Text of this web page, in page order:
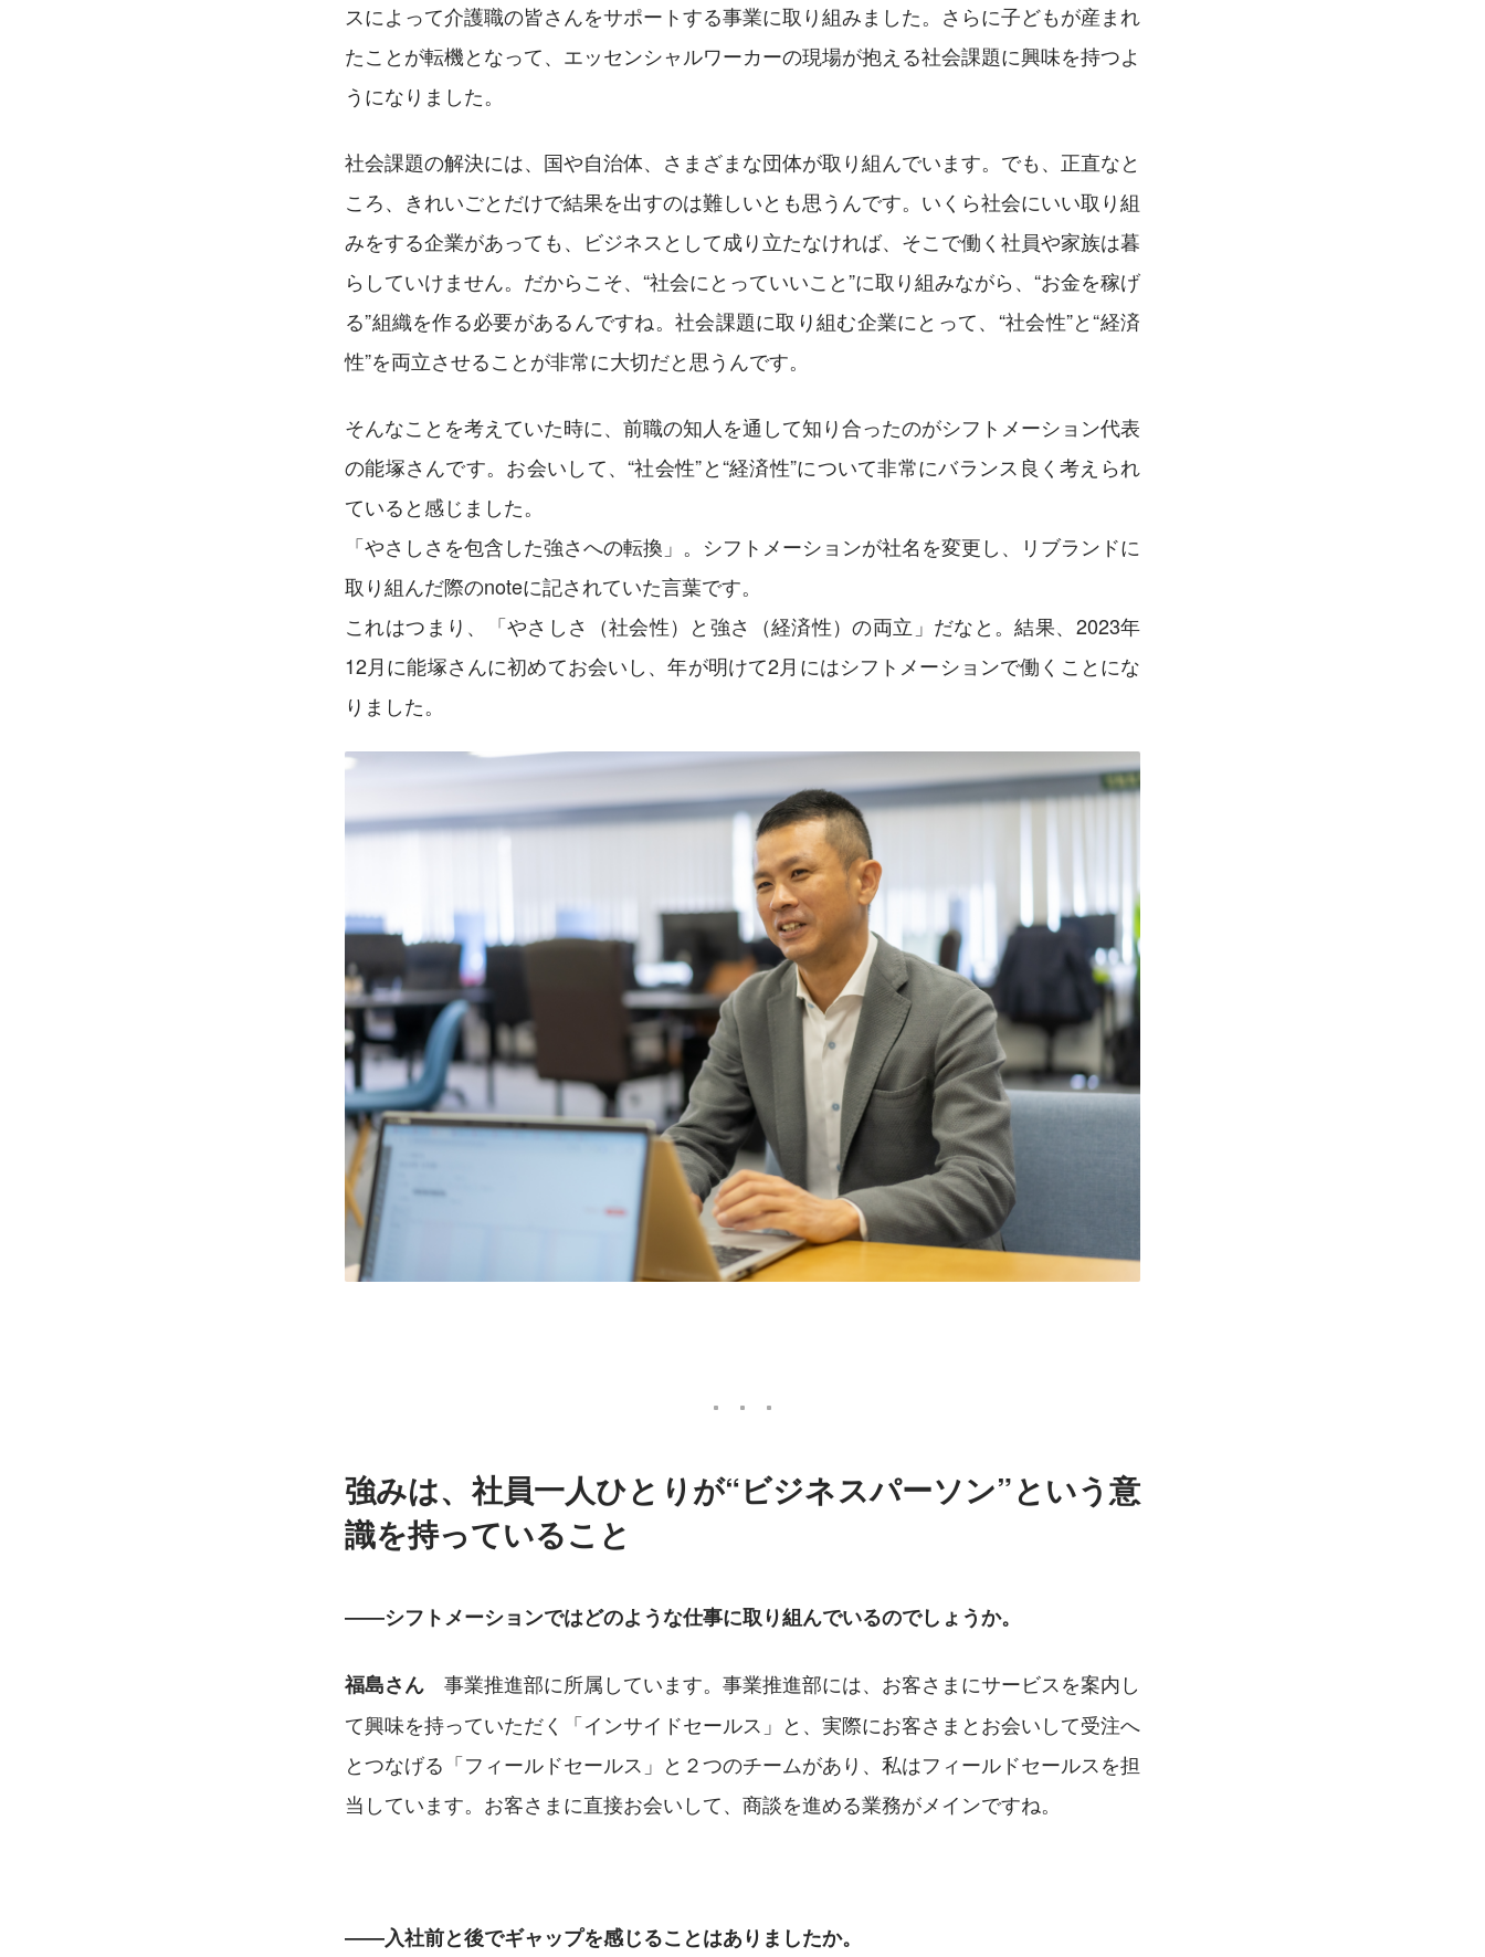
スによって介護職の皆さんをサポートする事業に取り組みました。さらに子どもが産まれ
たことが転機となって、エッセンシャルワーカーの現場が抱える社会課題に興味を持つよ
うになりました。
社会課題の解決には、国や自治体、さまざまな団体が取り組んでいます。でも、正直なと
ころ、きれいごとだけで結果を出すのは難しいとも思うんです。いくら社会にいい取り組
みをする企業があっても、ビジネスとして成り立たなければ、そこで働く社員や家族は暮
らしていけません。だからこそ、“社会にとっていいこと”に取り組みながら、“お金を稼げ
る”組織を作る必要があるんですね。社会課題に取り組む企業にとって、“社会性”と“経済
性”を両立させることが非常に大切だと思うんです。
そんなことを考えていた時に、前職の知人を通して知り合ったのがシフトメーション代表
の能塚さんです。お会いして、“社会性”と“経済性”について非常にバランス良く考えられ
ていると感じました。
「やさしさを包含した強さへの転換」。シフトメーションが社名を変更し、リブランドに
取り組んだ際のnoteに記されていた言葉です。
これはつまり、「やさしさ（社会性）と強さ（経済性）の両立」だなと。結果、2023年
12月に能塚さんに初めてお会いし、年が明けて2月にはシフトメーションで働くことにな
りました。
強みは、社員一人ひとりが“ビジネスパーソン”という意
識を持っていること
――シフトメーションではどのような仕事に取り組んでいるのでしょうか。
福島さん 事業推進部に所属しています。事業推進部には、お客さまにサービスを案内し
て興味を持っていただく「インサイドセールス」と、実際にお客さまとお会いして受注へ
とつなげる「フィールドセールス」と２つのチームがあり、私はフィールドセールスを担
当しています。お客さまに直接お会いして、商談を進める業務がメインですね。
――入社前と後でギャップを感じることはありましたか。